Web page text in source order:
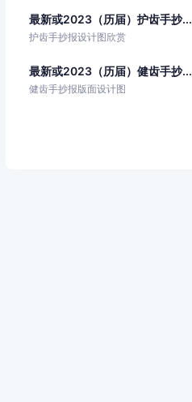
最新或2023（历届）护齿手抄...
护齿手抄报设计图欣赏
最新或2023（历届）健齿手抄...
健齿手抄报版面设计图